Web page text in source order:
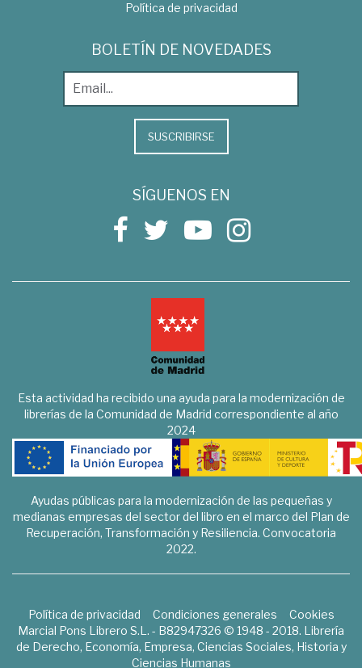
Política de privacidad
BOLETÍN DE NOVEDADES
SUSCRIBIRSE
SÍGUENOS EN
Esta actividad ha recibido una ayuda para la modernización de
librerías de la Comunidad de Madrid correspondiente al año
2024
Ayudas públicas para la modernización de las pequeñas y
medianas empresas del sector del libro en el marco del Plan de
Recuperación, Transformación y Resiliencia. Convocatoria
2022.
Política de privacidad Condiciones generales
Cookies
Marcial Pons Librero S.L. - B82947326 © 1948 - 2018. Librería
de Derecho, Economía, Empresa, Ciencias Sociales, Historia y
Ciencias Humanas